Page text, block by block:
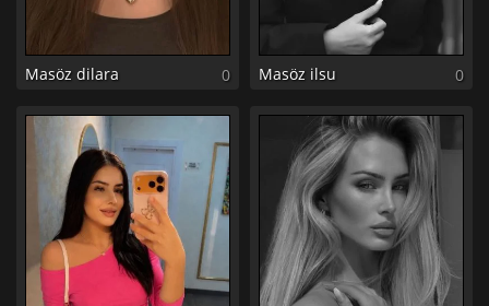
Masöz dilara 0 Masöz ilsu 0